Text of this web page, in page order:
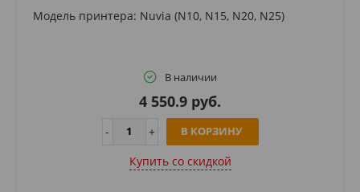
Модель принтера: Nuvia (N10, N15, N20, N25)
В наличии
4 550.9 руб.
В КОРЗИНУ
Купить cо скидкой